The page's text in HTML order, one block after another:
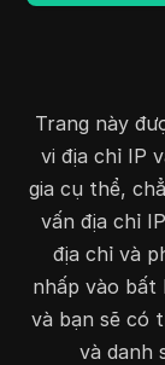
50.60.0.0
50.119.0.0
51.36.0.0
51.211.0.0
51.218.0.0
51.223.0.0
Trang này
vi địa chỉ IP
gia cụ thể,
vấn địa chỉ
địa chỉ và
nhấp vào bất
và bạn sẽ có
và danh